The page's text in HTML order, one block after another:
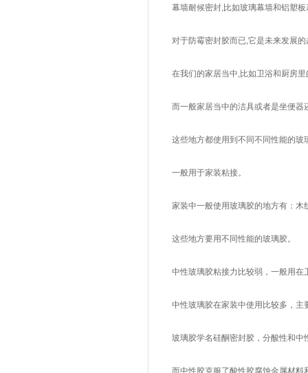
幕墙耐候密封,比如玻璃幕墙和铝塑板
对于防霉密封胶而已,它是未来发展的
在我们的家居当中,比如卫浴和厨房里
而一般家居当中的洁具或者是坐便器
这些地方都使用到不同不同性能的玻
一般用于家装粘接。
家装中一般使用玻璃胶的地方有：木
这些地方要用不同性能的玻璃胶。
中性玻璃胶粘接力比较弱，一般用在
中性玻璃胶在家装中使用比较多，主
玻璃胶学名硅酮密封胶，分酸性和中
而中性胶克服了酸性胶腐蚀金属材料